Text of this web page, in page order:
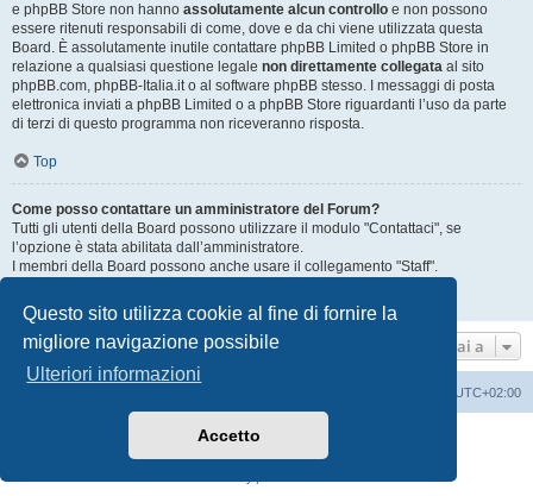
Questo sito utilizza cookie al fine di fornire la
migliore navigazione possibile
Ulteriori informazioni
Accetto
e phpBB Store non hanno assolutamente alcun controllo e non possono
essere ritenuti responsabili di come, dove e da chi viene utilizzata questa
Board. È assolutamente inutile contattare phpBB Limited o phpBB Store in
relazione a qualsiasi questione legale non direttamente collegata al sito
phpBB.com, phpBB-Italia.it o al software phpBB stesso. I messaggi di posta
elettronica inviati a phpBB Limited o a phpBB Store riguardanti l’uso da parte
di terzi di questo programma non riceveranno risposta.
Top
Come posso contattare un amministratore del Forum?
Tutti gli utenti della Board possono utilizzare il modulo "Contattaci", se
l’opzione è stata abilitata dall’amministratore.
I membri della Board possono anche usare il collegamento "Staff".
Top
Vai a
UTC+02:00
phpBB® Forum Software © phpBB Limited
phpBB-Italia.it